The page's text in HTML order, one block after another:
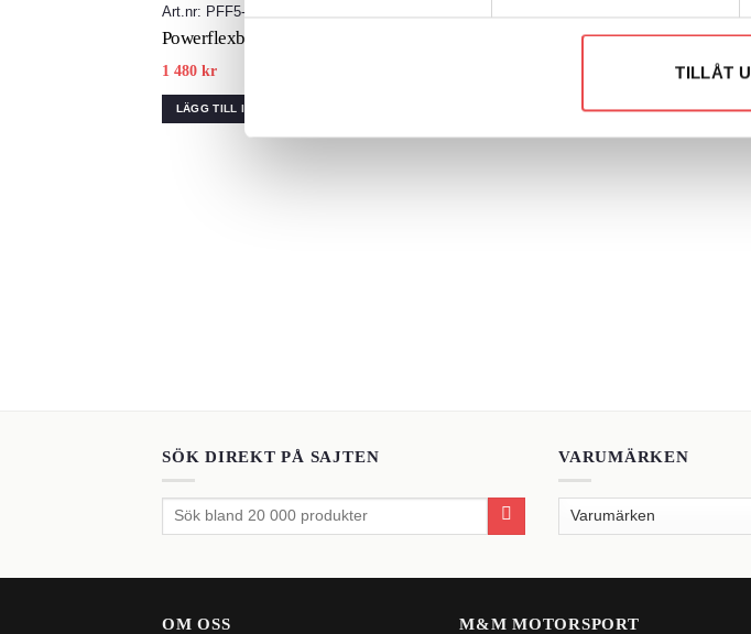
TILLÅT
Art.nr: PFF5-6102
Powerflexbussning
1 480 kr
LÄGG TILL I VARUKORG Add to wishlist
Powerflexbussning
LÄGG TILL I VARUKORG
SÖK DIREKT PÅ SAJTEN
Sök
VARUMÄRKEN
OM OSS M&M MOTORSPORT